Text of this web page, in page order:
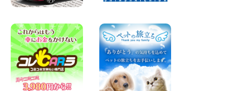
【カーシェアのレンタカーが
務原那加店
100円レンタカー 各務原那加
2026年08月04日
お盆のご予定はお決まりです
か?佐渡でレンタカー借りる
なら100円レンタカー! 新潟県
両津店